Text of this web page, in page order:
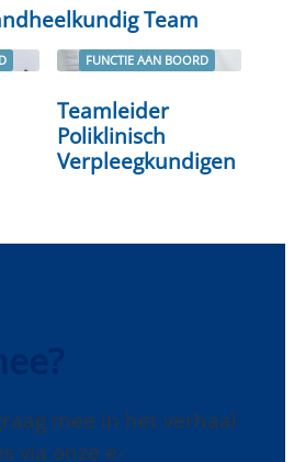
Team
FUNCTIE AAN BOORD
Teamleider
Poliklinisch
Verpleegkundigen
Lees verder
mee in het verhaal
via onze e-